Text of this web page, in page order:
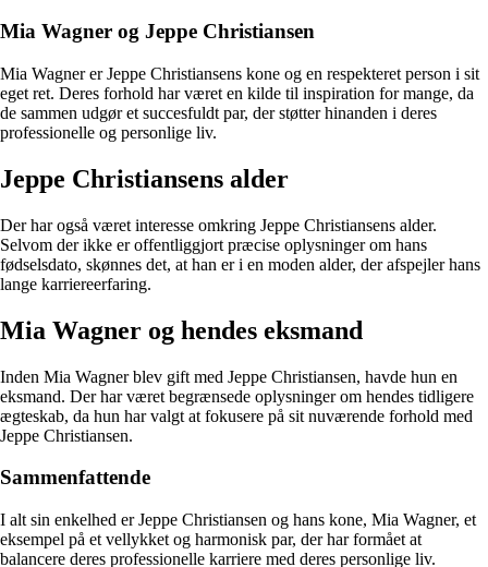
Mia Wagner og Jeppe Christiansen
Mia Wagner er Jeppe Christiansens kone og en respekteret person i sit
eget ret. Deres forhold har været en kilde til inspiration for mange, da
de sammen udgør et succesfuldt par, der støtter hinanden i deres
professionelle og personlige liv.
Jeppe Christiansens alder
Der har også været interesse omkring Jeppe Christiansens alder.
Selvom der ikke er offentliggjort præcise oplysninger om hans
fødselsdato, skønnes det, at han er i en moden alder, der afspejler hans
lange karriereerfaring.
Mia Wagner og hendes eksmand
Inden Mia Wagner blev gift med Jeppe Christiansen, havde hun en
eksmand. Der har været begrænsede oplysninger om hendes tidligere
ægteskab, da hun har valgt at fokusere på sit nuværende forhold med
Jeppe Christiansen.
Sammenfattende
I alt sin enkelhed er Jeppe Christiansen og hans kone, Mia Wagner, et
eksempel på et vellykket og harmonisk par, der har formået at
balancere deres professionelle karriere med deres personlige liv.